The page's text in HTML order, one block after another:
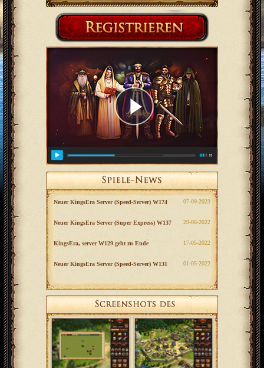
Neuer KingsEra Server (Speed-Server) W174 ‎07-09-2023
Neuer KingsEra Server (Super Express) W137 ‎29-06-2022
KingsEra, server W129 geht zu Ende ‎17-05-2022
Neuer KingsEra Server (Speed-Server) W131 ‎01-05-2022